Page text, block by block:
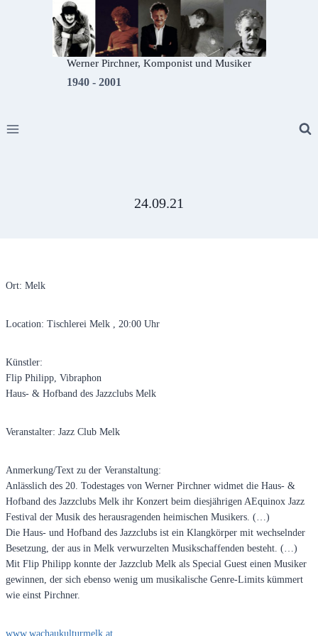
Werner Pirchner, Komponist und Musiker
1940 - 2001
24.09.21
Ort: Melk
Location: Tischlerei Melk , 20:00 Uhr
Künstler:
Flip Philipp, Vibraphon
Haus- & Hofband des Jazzclubs Melk
Veranstalter: Jazz Club Melk
Anmerkung/Text zu der Veranstaltung:
Anlässlich des 20. Todestages von Werner Pirchner widmet die Haus- &
Hofband des Jazzclubs Melk ihr Konzert beim diesjährigen AEquinox Jazz
Festival der Musik des herausragenden heimischen Musikers. (…)
Die Haus- und Hofband des Jazzclubs ist ein Klangkörper mit wechselnder
Besetzung, der aus in Melk verwurzelten Musikschaffenden besteht. (…)
Mit Flip Philipp konnte der Jazzclub Melk als Special Guest einen Musiker
gewinnen, der sich ebenso wenig um musikalische Genre-Limits kümmert
wie einst Pirchner.
www.wachaukulturmelk.at